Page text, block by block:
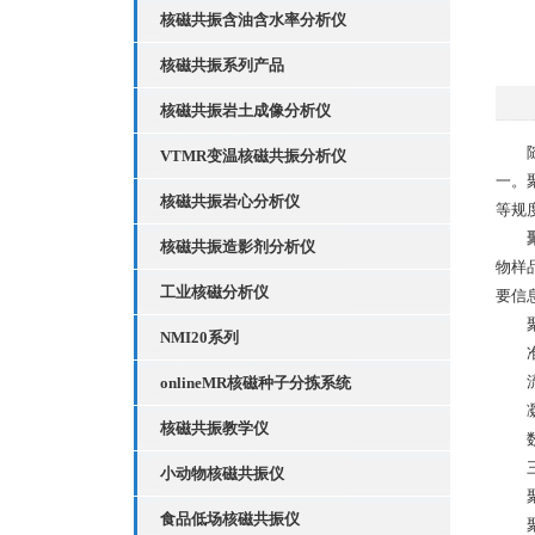
核磁共振含油含水率分析仪
核磁共振系列产品
核磁共振岩土成像分析仪
VTMR变温核磁共振分析仪
核磁共振岩心分析仪
核磁共振造影剂分析仪
工业核磁分析仪
NMI20系列
onlineMR核磁种子分拣系统
核磁共振教学仪
小动物核磁共振仪
食品低场核磁共振仪
随
一。
等规
物样
要信
聚
准
流
凝
数
三
聚
聚